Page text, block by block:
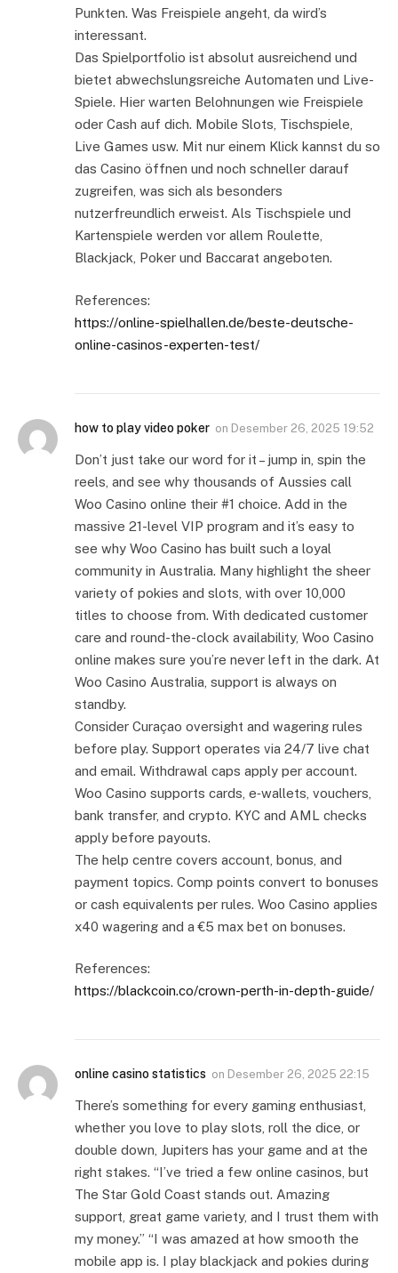
Punkten. Was Freispiele angeht, da wird’s
interessant.
Das Spielportfolio ist absolut ausreichend und
bietet abwechslungsreiche Automaten und Live-
Spiele. Hier warten Belohnungen wie Freispiele
oder Cash auf dich. Mobile Slots, Tischspiele,
Live Games usw. Mit nur einem Klick kannst du so
das Casino öffnen und noch schneller darauf
zugreifen, was sich als besonders
nutzerfreundlich erweist. Als Tischspiele und
Kartenspiele werden vor allem Roulette,
Blackjack, Poker und Baccarat angeboten.
References:
https://online-spielhallen.de/beste-deutsche-
online-casinos-experten-test/
how to play video poker on Desember 26, 2025 19:52
Don’t just take our word for it – jump in, spin the
reels, and see why thousands of Aussies call
Woo Casino online their #1 choice. Add in the
massive 21-level VIP program and it’s easy to
see why Woo Casino has built such a loyal
community in Australia. Many highlight the sheer
variety of pokies and slots, with over 10,000
titles to choose from. With dedicated customer
care and round-the-clock availability, Woo Casino
online makes sure you’re never left in the dark. At
Woo Casino Australia, support is always on
standby.
Consider Curaçao oversight and wagering rules
before play. Support operates via 24/7 live chat
and email. Withdrawal caps apply per account.
Woo Casino supports cards, e‑wallets, vouchers,
bank transfer, and crypto. KYC and AML checks
apply before payouts.
The help centre covers account, bonus, and
payment topics. Comp points convert to bonuses
or cash equivalents per rules. Woo Casino applies
x40 wagering and a €5 max bet on bonuses.
References:
https://blackcoin.co/crown-perth-in-depth-guide/
online casino statistics on Desember 26, 2025 22:15
There’s something for every gaming enthusiast,
whether you love to play slots, roll the dice, or
double down, Jupiters has your game and at the
right stakes. “I’ve tried a few online casinos, but
The Star Gold Coast stands out. Amazing
support, great game variety, and I trust them with
my money.” “I was amazed at how smooth the
mobile app is. I play blackjack and pokies during